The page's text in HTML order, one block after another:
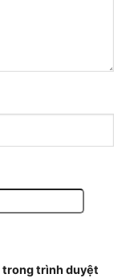
trong trình duyệt